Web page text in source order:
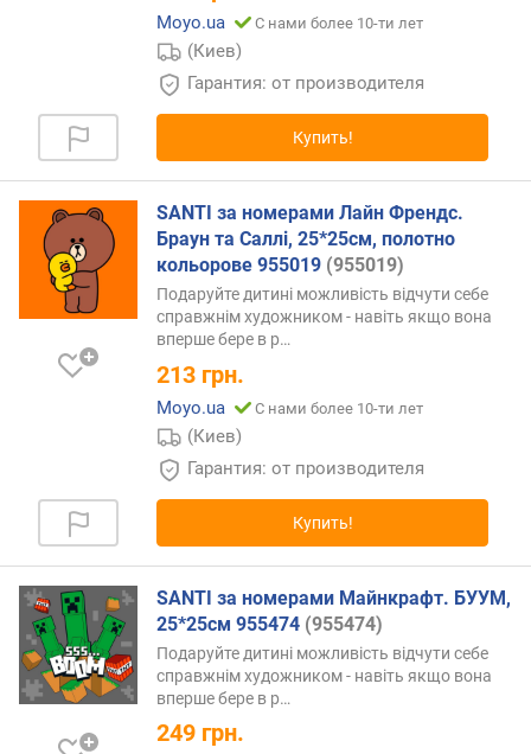
Moyo.ua С нами более 10-ти лет
(Киев)
Гарантия: от производителя
Купить!
SANTI за номерами Лайн Френдс.
Браун та Саллі, 25*25см, полотно
кольорове 955019 (955019)
Подаруйте дитині можливість відчути себе
справжнім художником - навіть якщо вона
вперше бере в р…
213 грн.
Moyo.ua С нами более 10-ти лет
(Киев)
Гарантия: от производителя
Купить!
SANTI за номерами Майнкрафт. БУУМ,
25*25см 955474 (955474)
Подаруйте дитині можливість відчути себе
справжнім художником - навіть якщо вона
вперше бере в р…
249 грн.